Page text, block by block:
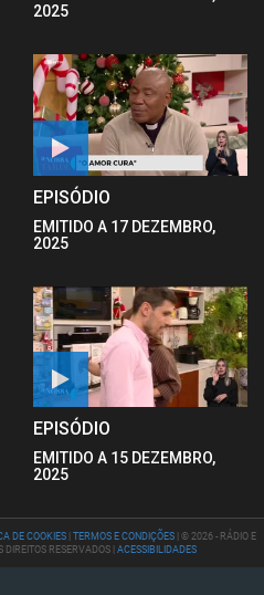
2025
EPISÓDIO
EMITIDO A 17 DEZEMBRO,
2025
EPISÓDIO
EMITIDO A 15 DEZEMBRO,
2025
DE COOKIES TERMOS E CONDIÇÕES | © 2026 - RÁDIO E
RESERVADOS | ACESSIBILIDADES